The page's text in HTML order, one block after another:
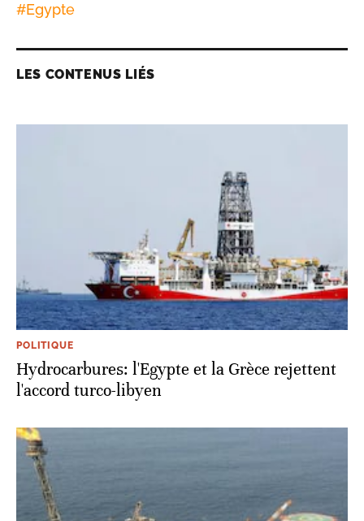
#Egypte
LES CONTENUS LIÉS
POLITIQUE
Hydrocarbures: l'Egypte et la Grèce rejettent
l'accord turco-libyen